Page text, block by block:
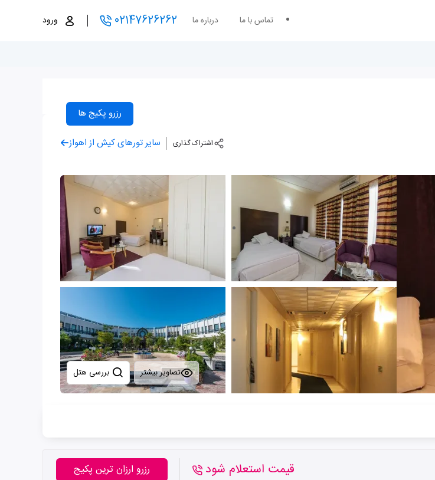
تماس با ما درباره ما 02147626262 ورود
رزرو پکیج ها
اشتراک گذاری سایر تورهای کیش از اهواز
تصاویر بیشتر
قیمت استعلام شود رزرو ارزان ترین پکیج